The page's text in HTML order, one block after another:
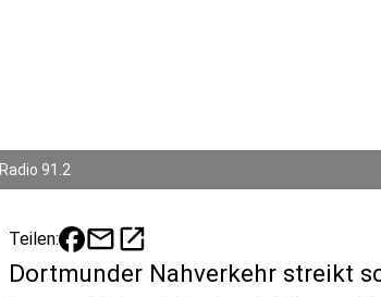
Radio 91.2
Teilen: mailopen_in_new
Dortmunder Nahverkehr streikt